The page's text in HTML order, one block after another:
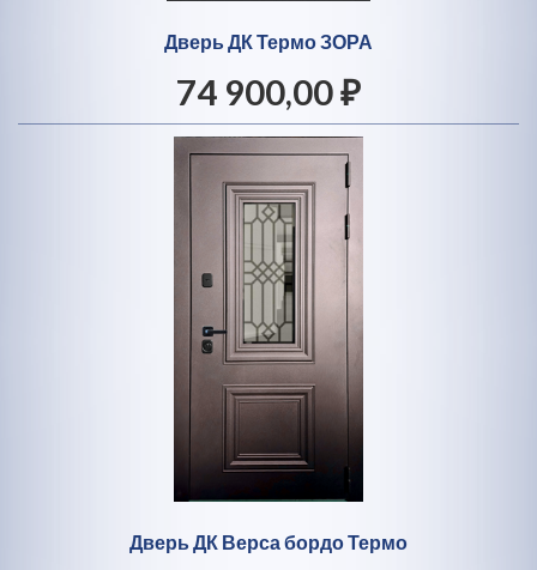
Дверь ДК Термо ЗОРА
74 900,00 ₽
Дверь ДК Верса бордо Термо